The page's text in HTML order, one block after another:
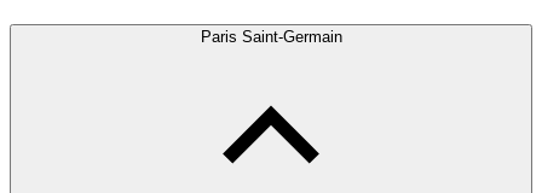
Paris Saint-Germain